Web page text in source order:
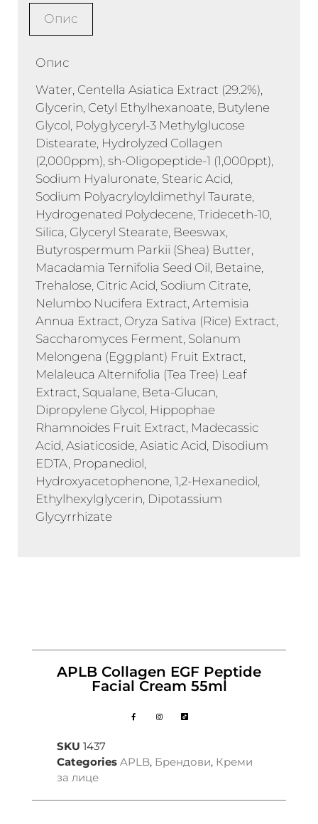
Опис
Опис
Water, Centella Asiatica Extract (29.2%),
Glycerin, Cetyl Ethylhexanoate, Butylene
Glycol, Polyglyceryl-3 Methylglucose
Distearate, Hydrolyzed Collagen
(2,000ppm), sh-Oligopeptide-1 (1,000ppt),
Sodium Hyaluronate, Stearic Acid,
Sodium Polyacryloyldimethyl Taurate,
Hydrogenated Polydecene, Trideceth-10,
Silica, Glyceryl Stearate, Beeswax,
Butyrospermum Parkii (Shea) Butter,
Macadamia Ternifolia Seed Oil, Betaine,
Trehalose, Citric Acid, Sodium Citrate,
Nelumbo Nucifera Extract, Artemisia
Annua Extract, Oryza Sativa (Rice) Extract,
Saccharomyces Ferment, Solanum
Melongena (Eggplant) Fruit Extract,
Melaleuca Alternifolia (Tea Tree) Leaf
Extract, Squalane, Beta-Glucan,
Dipropylene Glycol, Hippophae
Rhamnoides Fruit Extract, Madecassic
Acid, Asiaticoside, Asiatic Acid, Disodium
EDTA, Propanediol,
Hydroxyacetophenone, 1,2-Hexanediol,
Ethylhexylglycerin, Dipotassium
Glycyrrhizate
APLB Collagen EGF Peptide
Facial Cream 55ml
SKU 1437
Categories APLB, Брендови, Креми
за лице